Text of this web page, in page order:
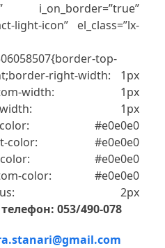
i_on_border=”true”
light-icon” el_class=”lx-
top-
right-width: 1px
bottom-width: 1px
left-width: 1px
left-color: #e0e0e0
color: #e0e0e0
top-color: #e0e0e0
color: #e0e0e0
radius: 2px
053/490-078